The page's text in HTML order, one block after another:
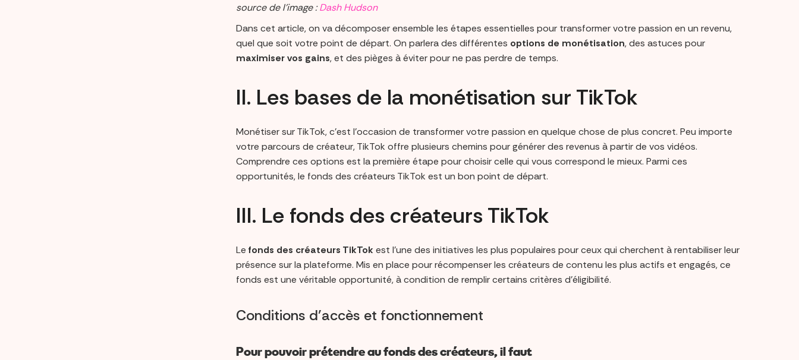
source de l’image :Dash Hudson
Dans cet article, on va décomposer ensemble les étapes essentielles pour transformer votre passion en un revenu,
quel que soit votre point de départ. On parlera des différentes options de monétisation, des astuces pour
maximiser vos gains, et des pièges à éviter pour ne pas perdre de temps.
II. Les bases de la monétisation sur TikTok
Monétiser sur TikTok, c’est l’occasion de transformer votre passion en quelque chose de plus concret. Peu importe
votre parcours de créateur, TikTok offre plusieurs chemins pour générer des revenus à partir de vos vidéos.
Comprendre ces options est la première étape pour choisir celle qui vous correspond le mieux. Parmi ces
opportunités, le fonds des créateurs TikTok est un bon point de départ.
III. Le fonds des créateurs TikTok
Le fonds des créateurs TikTok est l’une des initiatives les plus populaires pour ceux qui cherchent à rentabiliser leur
présence sur la plateforme. Mis en place pour récompenser les créateurs de contenu les plus actifs et engagés, ce
fonds est une véritable opportunité, à condition de remplir certains critères d’éligibilité.
Conditions d’accès et fonctionnement
Pour pouvoir prétendre aufonds des créateurs, il faut